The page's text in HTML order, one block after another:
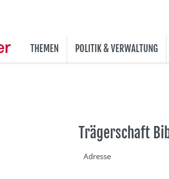
THEMEN POLITIK & VERWALTUNG
Trägerschaft
Adresse